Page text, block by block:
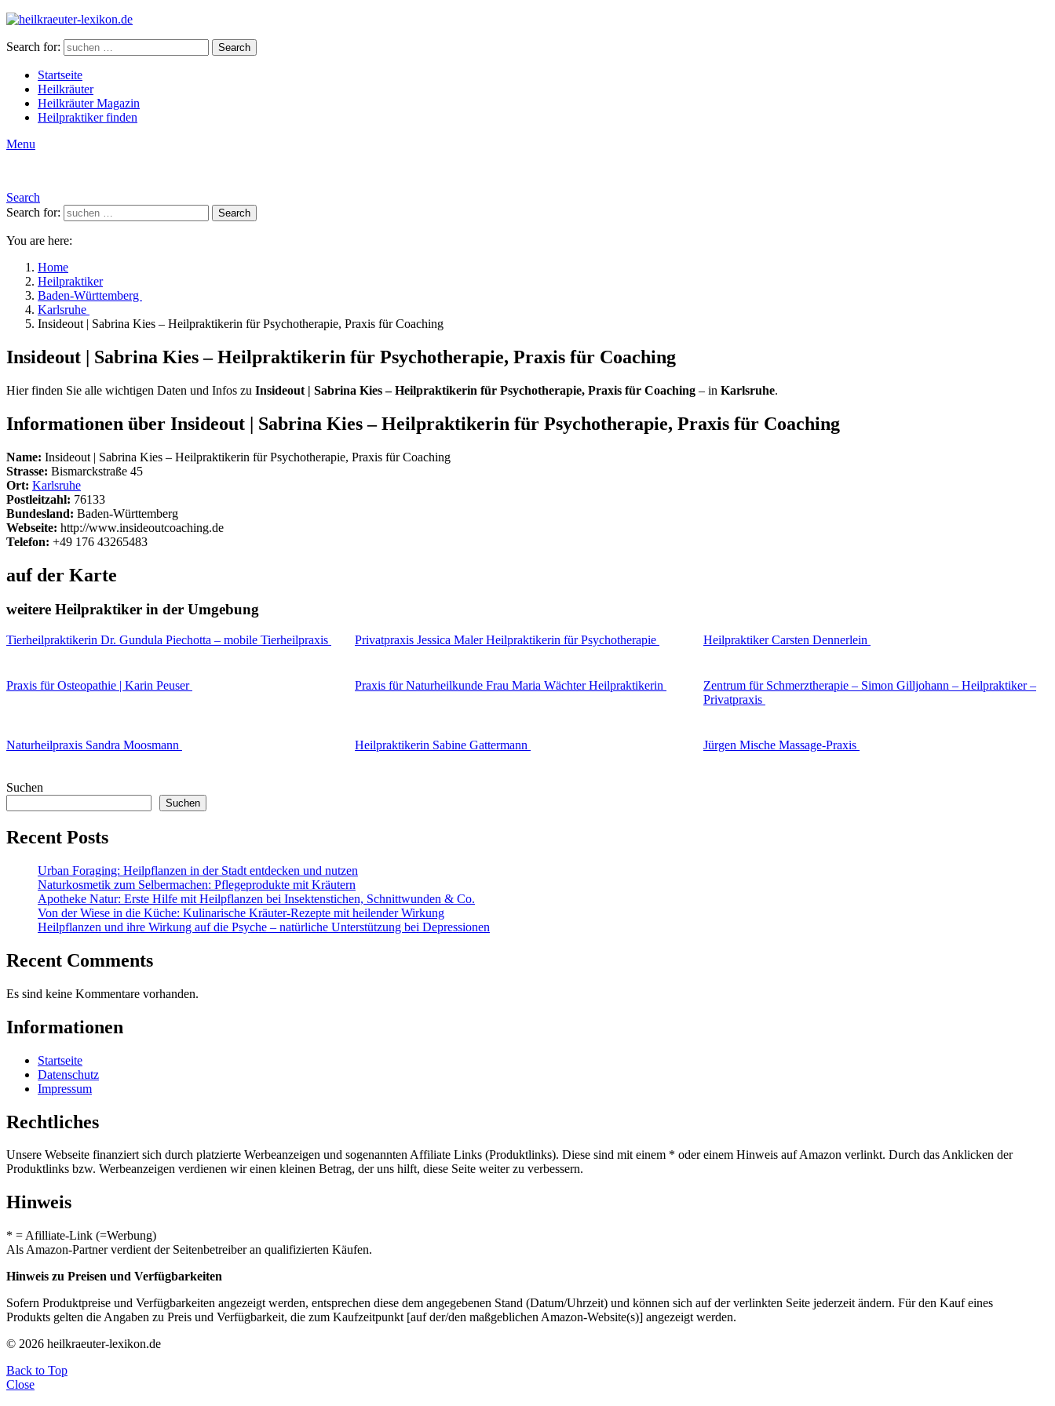
Search for: Search
Startseite
Heilkräuter
Heilkräuter Magazin
Heilpraktiker finden
Menu
Search
Search for:
Search
You are here:
Home
Heilpraktiker
Baden-Württemberg
Karlsruhe
Insideout | Sabrina Kies – Heilpraktikerin für Psychotherapie, Praxis für Coaching
Insideout | Sabrina Kies – Heilpraktikerin für Psychotherapie, Praxis für Coaching
Hier finden Sie alle wichtigen Daten und Infos zu Insideout | Sabrina Kies – Heilpraktikerin für Psychotherapie, Praxis für Coaching – in Karlsruhe.
Informationen über Insideout | Sabrina Kies – Heilpraktikerin für Psychotherapie, Praxis für Coaching
Name: Insideout | Sabrina Kies – Heilpraktikerin für Psychotherapie, Praxis für Coaching
Strasse: Bismarckstraße 45
Ort: Karlsruhe
Postleitzahl: 76133
Bundesland: Baden-Württemberg
Webseite: http://www.insideoutcoaching.de
Telefon: +49 176 43265483
auf der Karte
weitere Heilpraktiker in der Umgebung
Tierheilpraktikerin Dr. Gundula Piechotta – mobile Tierheilpraxis Privatpraxis Jessica Maler Heilpraktikerin für Psychotherapie Heilpraktiker Carsten Dennerlein
Praxis für Osteopathie | Karin Peuser Praxis für Naturheilkunde Frau Maria Wächter Heilpraktikerin
Zentrum für Schmerztherapie – Simon Gilljohann – Heilpraktiker –
Privatpraxis
Naturheilpraxis Sandra Moosmann Heilpraktikerin Sabine Gattermann Jürgen Mische Massage-Praxis
Suchen
Suchen
Recent Posts
Urban Foraging: Heilpflanzen in der Stadt entdecken und nutzen
Naturkosmetik zum Selbermachen: Pflegeprodukte mit Kräutern
Apotheke Natur: Erste Hilfe mit Heilpflanzen bei Insektenstichen, Schnittwunden & Co.
Von der Wiese in die Küche: Kulinarische Kräuter-Rezepte mit heilender Wirkung
Heilpflanzen und ihre Wirkung auf die Psyche – natürliche Unterstützung bei Depressionen
Recent Comments
Es sind keine Kommentare vorhanden.
Informationen
Startseite
Datenschutz
Impressum
Rechtliches
Unsere Webseite finanziert sich durch platzierte Werbeanzeigen und sogenannten Affiliate Links (Produktlinks). Diese sind mit einem * oder einem Hinweis auf Amazon verlinkt. Durch das Anklicken der
Produktlinks bzw. Werbeanzeigen verdienen wir einen kleinen Betrag, der uns hilft, diese Seite weiter zu verbessern.
Hinweis
* = Afilliate-Link (=Werbung)
Als Amazon-Partner verdient der Seitenbetreiber an qualifizierten Käufen.
Hinweis zu Preisen und Verfügbarkeiten
Sofern Produktpreise und Verfügbarkeiten angezeigt werden, entsprechen diese dem angegebenen Stand (Datum/Uhrzeit) und können sich auf der verlinkten Seite jederzeit ändern. Für den Kauf eines
Produkts gelten die Angaben zu Preis und Verfügbarkeit, die zum Kaufzeitpunkt [auf der/den maßgeblichen Amazon-Website(s)] angezeigt werden.
© 2026 heilkraeuter-lexikon.de
Back to Top
Close